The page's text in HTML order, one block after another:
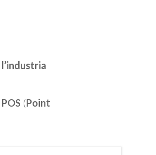
l’industria
POS (Point